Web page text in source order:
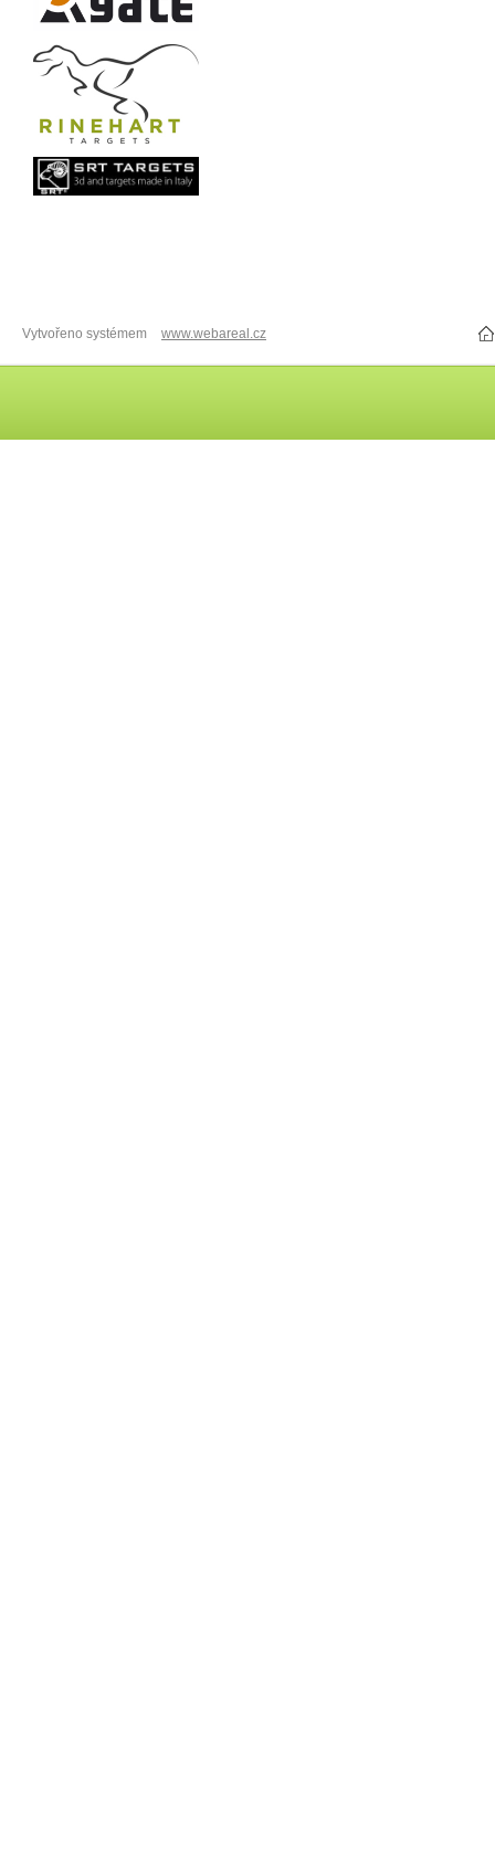
Vytvořeno systémem www.webareal.cz